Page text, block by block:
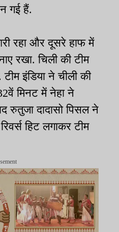
गई हैं.
रहा और दूसरे हाफ में
रखा. चिली की टीम
इंडिया ने चीली की
मिनट में नेहा ने
रुतुजा दादासो पिसल ने
हिट लगाकर टीम